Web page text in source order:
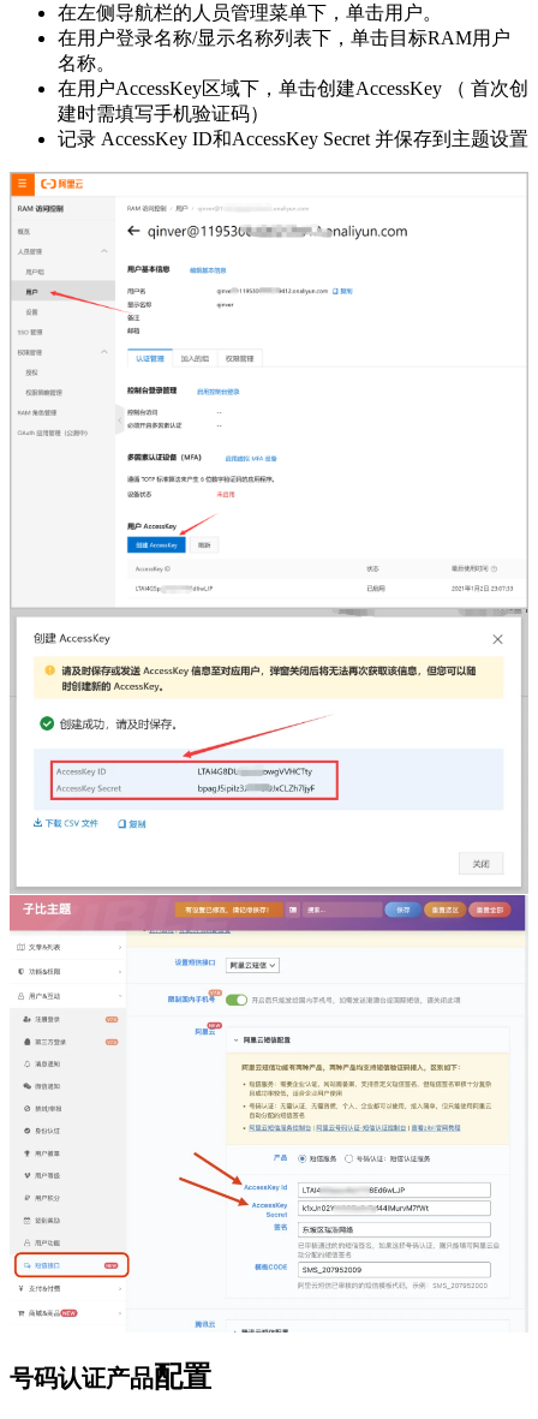
在左侧导航栏的人员管理菜单下，单击用户。
在用户登录名称/显示名称列表下，单击目标RAM用户
名称。
在用户AccessKey区域下，单击创建AccessKey （ 首次创
建时需填写手机验证码）
记录 AccessKey ID和AccessKey Secret 并保存到主题设置
号码认证产品配置